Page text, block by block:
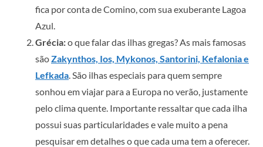
fica por conta de Comino, com sua exuberante Lagoa
Azul.
Grécia:o que falar das ilhas gregas? As mais famosas
sãoZakynthos, Ios, Mykonos, Santorini, Kefalonia e
Lefkada. São ilhas especiais para quem sempre
sonhou em viajar para a Europa no verão, justamente
pelo clima quente. Importante ressaltar que cada ilha
possui suas particularidades e vale muito a pena
pesquisar em detalhes o que cada uma tem a oferecer.